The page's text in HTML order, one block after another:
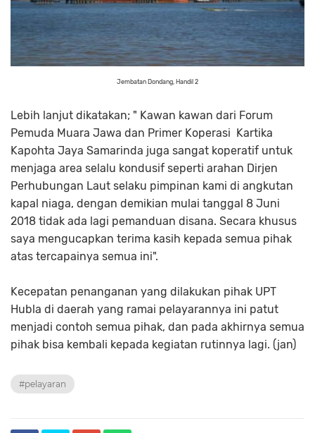
Jembatan Dondang, Handil 2
Lebih lanjut dikatakan; " Kawan kawan dari Forum
Pemuda Muara Jawa dan Primer Koperasi Kartika
Kapohta Jaya Samarinda juga sangat koperatif untuk
menjaga area selalu kondusif seperti arahan Dirjen
Perhubungan Laut selaku pimpinan kami di angkutan
kapal niaga, dengan demikian mulai tanggal 8 Juni
2018 tidak ada lagi pemanduan disana. Secara khusus
saya mengucapkan terima kasih kepada semua pihak
atas tercapainya semua ini".
Kecepatan penanganan yang dilakukan pihak UPT
Hubla di daerah yang ramai pelayarannya ini patut
menjadi contoh semua pihak, dan pada akhirnya semua
pihak bisa kembali kepada kegiatan rutinnya lagi. (jan)
#pelayaran